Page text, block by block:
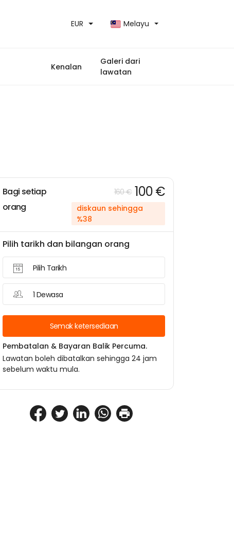
EUR Melayu
Kenalan
Galeri dari
lawatan
Bagi setiap
orang
160 € 100 €
diskaun sehingga
%38
Pilih tarikh dan bilangan orang
Pilih Tarikh
1 Dewasa
Semak ketersediaan
Pembatalan & Bayaran Balik Percuma.
Lawatan boleh dibatalkan sehingga 24 jam
sebelum waktu mula.